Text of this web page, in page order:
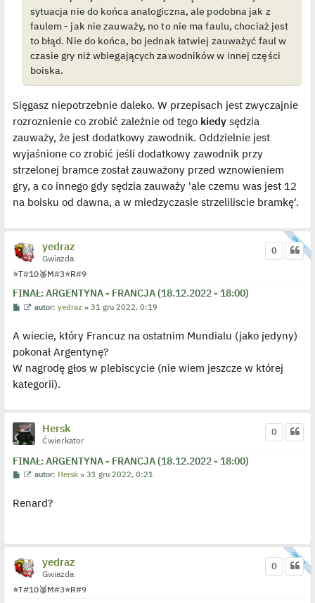
s
t
sytuacja nie do końca analogiczna, ale podobna jak z
faulem - jak nie zauważy, no to nie ma faulu, chociaż jest
to błąd. Nie do końca, bo jednak łatwiej zauważyć faul w
czasie gry niż wbiegających zawodników w innej części
boiska.
Sięgasz niepotrzebnie daleko. W przepisach jest zwyczajnie
rozroznienie co zrobić zależnie od tego kiedy sędzia
zauważy, że jest dodatkowy zawodnik. Oddzielnie jest
wyjaśnione co zrobić jeśli dodatkowy zawodnik przy
strzelonej bramce został zauważony przed wznowieniem
gry, a co innego gdy sędzia zauważy 'ale czemu was jest 12
na boisku od dawna, a w miedzyczasie strzeliliscie bramkę'.
yedraz
Gwiazda
⭐T#10🥉M#3⭐R#9
FINAŁ: ARGENTYNA - FRANCJA (18.12.2022 - 18:00)
0
P
t
W
w
i
e
l
o
d
y
n
c
y
o
autor:yedraz »31 gru 2022, 0:19
A wiecie, który Francuz na ostatnim Mundialu (jako jedyny)
pokonał Argentynę?
W nagrodę głos w plebiscycie (nie wiem jeszcze w której
kategorii).
Hersk
Ćwierkator
FINAŁ: ARGENTYNA - FRANCJA (18.12.2022 - 18:00)
0
P
t
W
w
i
p
j
e
y
autor: Hersk »31 gru 2022, 0:21
Renard?
yedraz
Gwiazda
⭐T#10🥉M#3⭐R#9
0